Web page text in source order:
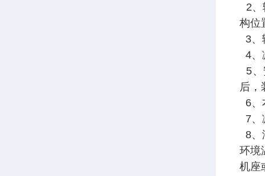
2、
构位
3、
4、
5、
后，
6、
7、
8、
环境
机座